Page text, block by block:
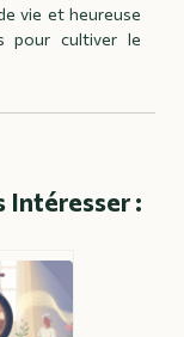
vie et heureuse
pour cultiver le
Intéresser :